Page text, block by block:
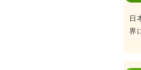
日
界